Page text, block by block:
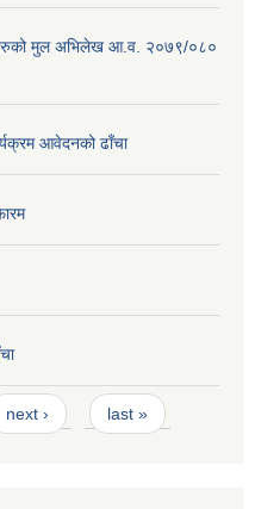
मुल अभिलेख आ.व. २०७९/०८०
आवेदनको ढाँचा
next › last »